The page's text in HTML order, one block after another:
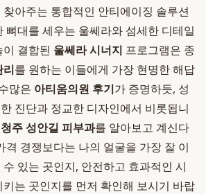
아주는 통합적인 안티에이징 솔루션
뼈대를 세우는 울쎄라와 섬세한 디테일
결합된 울쎄라 시너지 프로그램은 종
리를 원하는 이들에게 가장 현명한 해답
많은 아티움의원 후기가 증명하듯, 성
진단과 정교한 디자인에서 비롯됩니
청주 성안길 피부과를 알아보고 계신다
격 경쟁보다는 나의 얼굴을 가장 잘 이
있는 곳인지, 안전하고 효과적인 시
는 곳인지를 먼저 확인해 보시기 바랍